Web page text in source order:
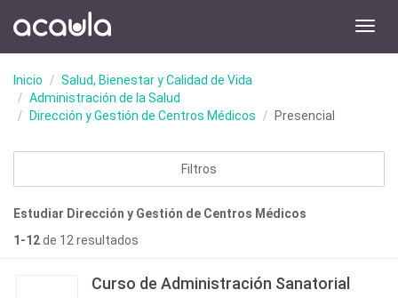
Inicio
Salud, Bienestar y Calidad de Vida
Administración de la Salud
Dirección y Gestión de Centros Médicos
Presencial
Filtros
Estudiar Dirección y Gestión de Centros Médicos
1-12de 12 resultados
Curso de Administración Sanatorial